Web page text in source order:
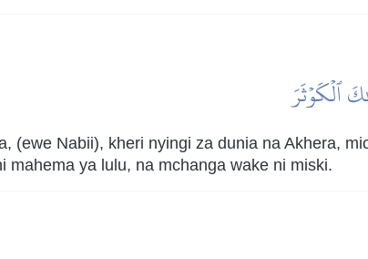
ٱلۡكَوۡثَرَ
(ewe Nabii), kheri nyingi za dunia na Akhera,
mahema ya lulu, na mchanga wake ni miski.